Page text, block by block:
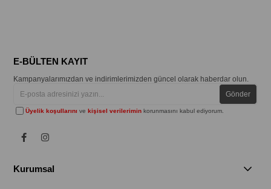
E-BÜLTEN KAYIT
Kampanyalarımızdan ve indirimlerimizden güncel olarak haberdar olun.
Gönder
Üyelik koşullarını vekişisel verilerimin korunmasını kabul ediyorum.
Kurumsal